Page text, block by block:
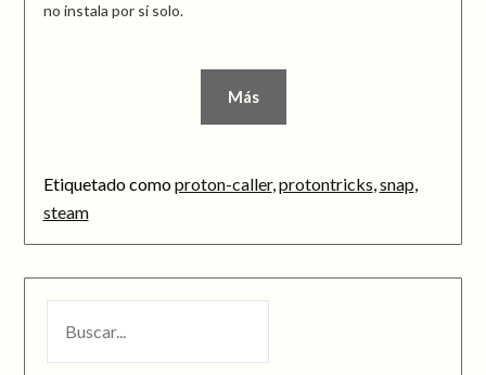
no instala por sí solo.
Más
Etiquetado comoproton-caller,protontricks,snap,
steam